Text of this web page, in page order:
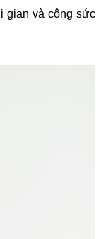
gian và công sức